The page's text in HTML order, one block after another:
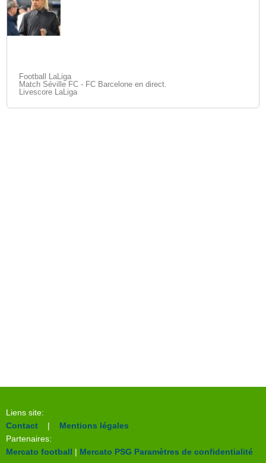
Football LaLiga
Match Séville FC - FC Barcelone en direct.
Livescore LaLiga
Liens site:
Contact | Mentions légales
Partenaires:
Mercato football | Mercato PSG Paramètres de confidentialité